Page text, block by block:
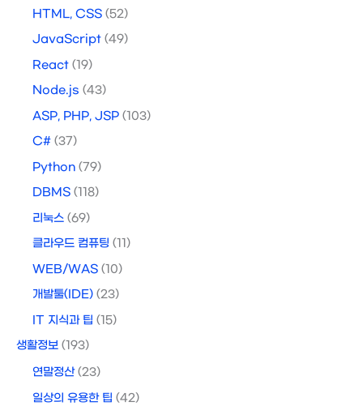
HTML, CSS (52)
JavaScript (49)
React (19)
Node.js (43)
ASP, PHP, JSP (103)
C# (37)
Python (79)
DBMS (118)
리눅스 (69)
클라우드 컴퓨팅 (11)
WEB/WAS (10)
개발툴(IDE) (23)
IT 지식과 팁 (15)
생활정보 (193)
연말정산(23)
일상의 유용한 팁 (42)